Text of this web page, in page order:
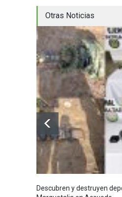
Otras Noticias
Descubren y destruyen